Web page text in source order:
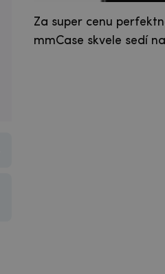
Za super cenu
mmCase skvele sedí